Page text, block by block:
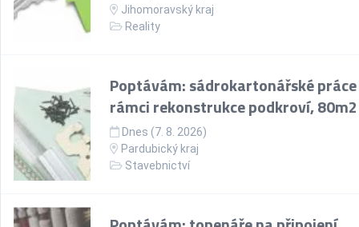
Jihomoravský kraj
Reality
Poptávám: sádrokartonářské
rámci rekonstrukce podkroví, 80m2
Dnes (7. 8. 2026)
Pardubický kraj
Stavebnictví